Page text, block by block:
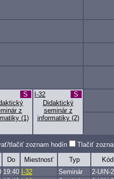
z
(1)
S
Didaktický
seminár z
informatiky (2)
I-32
S
tlačiť zoznam hodín Tlačiť
Do Miestnosť Typ Kód
19:40 I-32 Seminár 2-UIN-